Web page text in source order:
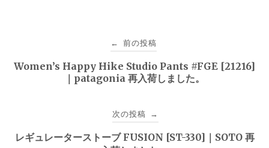
稿
ゲ
← 前の投稿
Women’s Happy Hike Studio Pants #FGE [21216]
｜patagonia 再入荷しました。
次の投稿 →
レギュレーターストーブ FUSION [ST-330]｜SOTO 再